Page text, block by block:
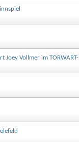
Joey Vollmer im